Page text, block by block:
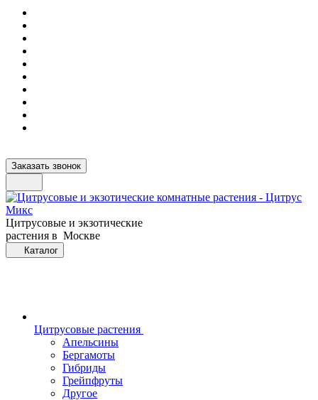
Заказать звонок
Цитрусовые и экзотические
растения в Москве
Каталог
Цитрусовые растения
Апельсины
Бергамоты
Гибриды
Грейпфруты
Другое